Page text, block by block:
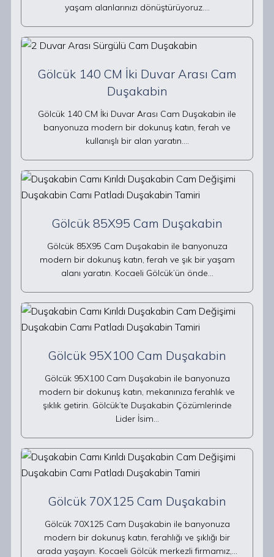
yaşam alanlarınızı dönüştürüyoruz.…
Gölcük 140 CM İki Duvar Arası Cam
Duşakabin
Gölcük 140 CM İki Duvar Arası Cam Duşakabin ile
banyonuza modern bir dokunuş katın, ferah ve
kullanışlı bir alan yaratın.…
Gölcük 85X95 Cam Duşakabin
Gölcük 85X95 Cam Duşakabin ile banyonuza
modern bir dokunuş katın, ferah ve şık bir yaşam
alanı yaratın. Kocaeli Gölcük’ün önde…
Gölcük 95X100 Cam Duşakabin
Gölcük 95X100 Cam Duşakabin ile banyonuza
modern bir dokunuş katın, mekanınıza ferahlık ve
şıklık getirin. Gölcük’te Duşakabin Çözümlerinde
Lider İsim…
Gölcük 70X125 Cam Duşakabin
Gölcük 70X125 Cam Duşakabin ile banyonuza
modern bir dokunuş katın, ferahlığı ve şıklığı bir
arada yaşayın. Kocaeli Gölcük merkezli firmamız,…